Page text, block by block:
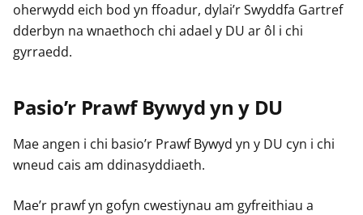
oherwydd eich bod yn ffoadur, dylai’r Swyddfa Gartref
dderbyn na wnaethoch chi adael y DU ar ôl i chi
gyrraedd.
Pasio’r Prawf Bywyd yn y DU
Mae angen i chi basio’r Prawf Bywyd yn y DU cyn i chi
wneud cais am ddinasyddiaeth.
Mae’r prawf yn gofyn cwestiynau am gyfreithiau a